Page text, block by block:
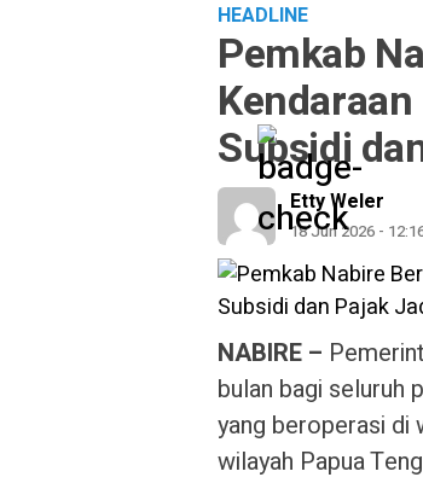
HEADLINE
Pemkab
Subsidi
Etty Weler
18 Jun 2026 -
NABIRE –
bulan bagi seluruh
yang beroperasi di
wilayah Papua